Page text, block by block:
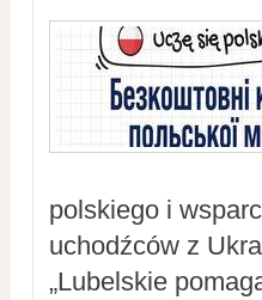
polskiego i
uchodźców z
„Lubelskie